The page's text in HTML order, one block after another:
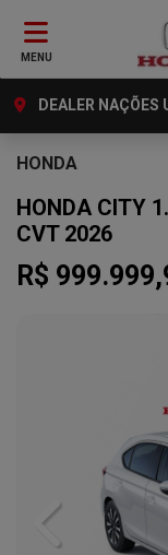
MENU
DEALER NAÇÕES
HONDA
HONDA CITY
CVT 2026
R$
Previous